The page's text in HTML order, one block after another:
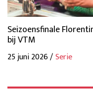
Seizoensfinale
bij VTM
25 juni 2026 /Serie